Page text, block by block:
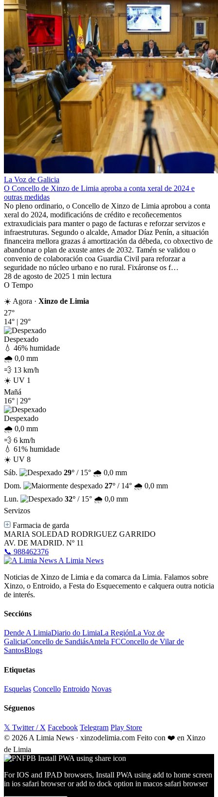
La Voz de Galicia
O Concello de Xinzo de Limia aproba a conta xeral de 2024 e
outras medidas
No pleno ordinario, o Concello de Xinzo de Limia aprobou a conta
xeral do 2024, modificacións de crédito e recoñecementos
extraxudiciais para manter o pago de facturas e reforzar servizos e
infraestruturas. Segundo o alcalde, Amador Díaz Penín, a situación
financeira mellora grazas á amortización da débeda, co obxectivo de
abandonar o plan de axuste antes de 2032. Tamén se validou o
convenio de colaboración coa Guardia Civil para reforzar a
seguridade no núcleo urbano e no rural. Fixáronse os f…
28 de agosto de 2025 1 min lectura
O Tempo
☀️ Agora · Xinzo de Limia
27°
14° | 29°
Despexado
💧 46% humidade
🌧️ 0,0 mm
💨 13 km/h
☀️ UV 1
Mañá
16° | 29°
Despexado
🌧️ 0,0 mm
💨 6 km/h
💧 61% humidade
☀️ UV 8
Sáb.
29° / 15° 🌧️ 0,0 mm
Dom.
27° / 14° 🌧️ 0,0 mm
Lun.
32° / 15° 🌧️ 0,0 mm
Servizos
Farmacia de garda
MARIA SOLEDAD RODRIGUEZ GARRIDO
AV. DE MADRID. Nº 11
📞 988462376
A Limia News
Noticias de Xinzo de Limia e da comarca da Limia. Falamos sobre
Xinzo, o Entroido, a Festa do Esquecemento e calquera outra noticia
de interés.
Seccións
Dende A LimiaDiario do LimiaLa RegiónLa Voz de
GaliciaConcello de SandiásAntela FCConcello de Vilar de
SantosBlogs
Etiquetas
Esquelas Concello Entroido Novas
Séguenos
𝕏 Twitter / X Facebook Telegram Play Store
© 2026 A Limia News · xinzodelimia.com Feito con ❤️ en Xinzo
de Limia
For IOS and IPAD browsers, Install PWA using add to home screen
in ios safari browser or add to dock option in macos safari browser